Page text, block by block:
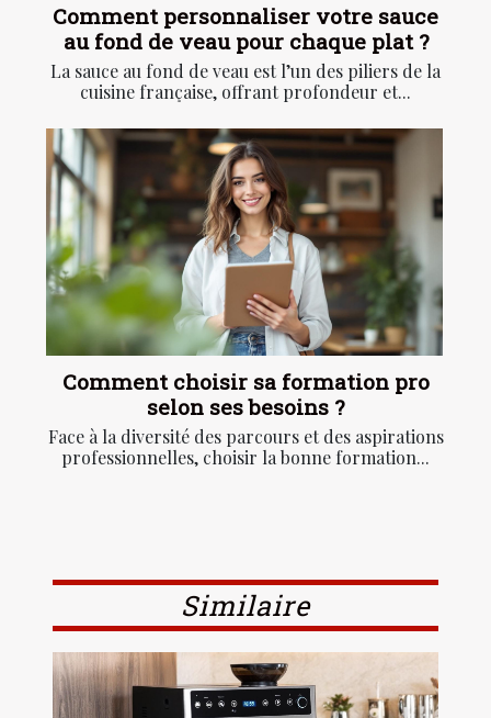
Comment personnaliser votre sauce
au fond de veau pour chaque plat ?
La sauce au fond de veau est l’un des piliers de la
cuisine française, offrant profondeur et...
Comment choisir sa formation pro
selon ses besoins ?
Face à la diversité des parcours et des aspirations
professionnelles, choisir la bonne formation...
Similaire